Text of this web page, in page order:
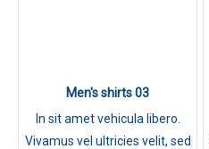
Men's shirts 03
In sit amet vehicula libero.
Vivamus vel ultricies velit, sed